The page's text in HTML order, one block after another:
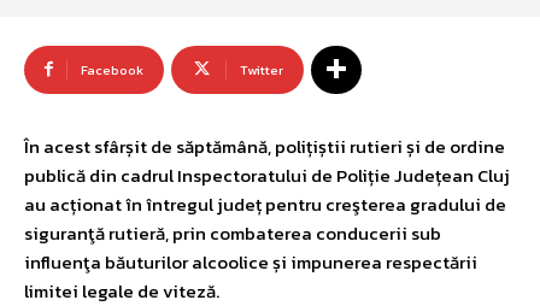
Facebook Twitter
În acest sfârșit de săptămână, polițiștii rutieri și de ordine
publică din cadrul Inspectoratului de Poliție Județean Cluj
au acționat în întregul județ pentru creşterea gradului de
siguranţă rutieră, prin combaterea conducerii sub
influenţa băuturilor alcoolice și impunerea respectării
limitei legale de viteză.